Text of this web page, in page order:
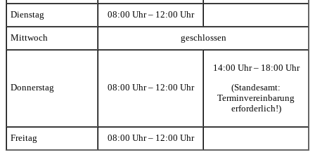
Dienstag 08:00 Uhr – 12:00 Uhr
Mittwoch geschlossen
Donnerstag 08:00 Uhr – 12:00 Uhr
14:00 Uhr – 18:00 Uhr
(Standesamt:
Terminvereinbarung
erforderlich!)
Freitag 08:00 Uhr – 12:00 Uhr